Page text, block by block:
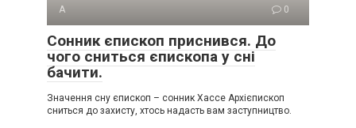
А 0
Сонник єпископ приснився. До
чого сниться єпископа у сні
бачити.
Значення сну єпископ – сонник Хассе Архієпископ
сниться до захисту, хтось надасть вам заступництво.